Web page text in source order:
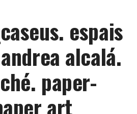
espais
alcalá.
paper-
art